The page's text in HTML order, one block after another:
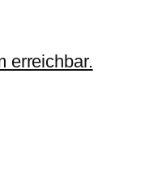
erreichbar.